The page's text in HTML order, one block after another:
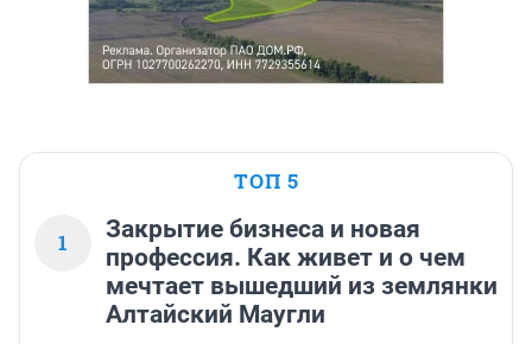
ТОП 5
1
Закрытие бизнеса и новая
профессия. Как живет и о чем
мечтает вышедший из землянки
Алтайский Маугли